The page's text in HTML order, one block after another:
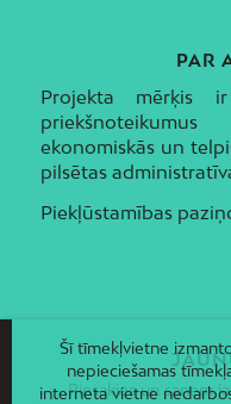
PAR
Projekta mērķis
ekonomiskās un
pilsētas
Piekļūstamības
Piesakies un saņem
Šī tīmekļvietne
nepieciešamas
interneta vietne